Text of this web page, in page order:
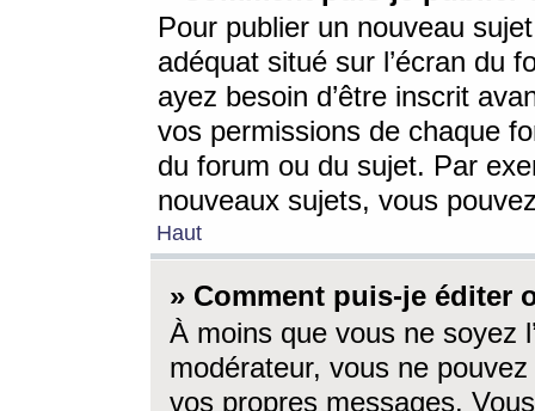
Pour publier un nouveau
adéquat situé sur l’écran du
ayez besoin d’être inscrit
vos permissions de chaque
du forum ou du sujet. Par
nouveaux sujets, vous
Haut
» Comment puis-je éditer
À moins que vous ne soyez
modérateur, vous ne
vos propres messages.